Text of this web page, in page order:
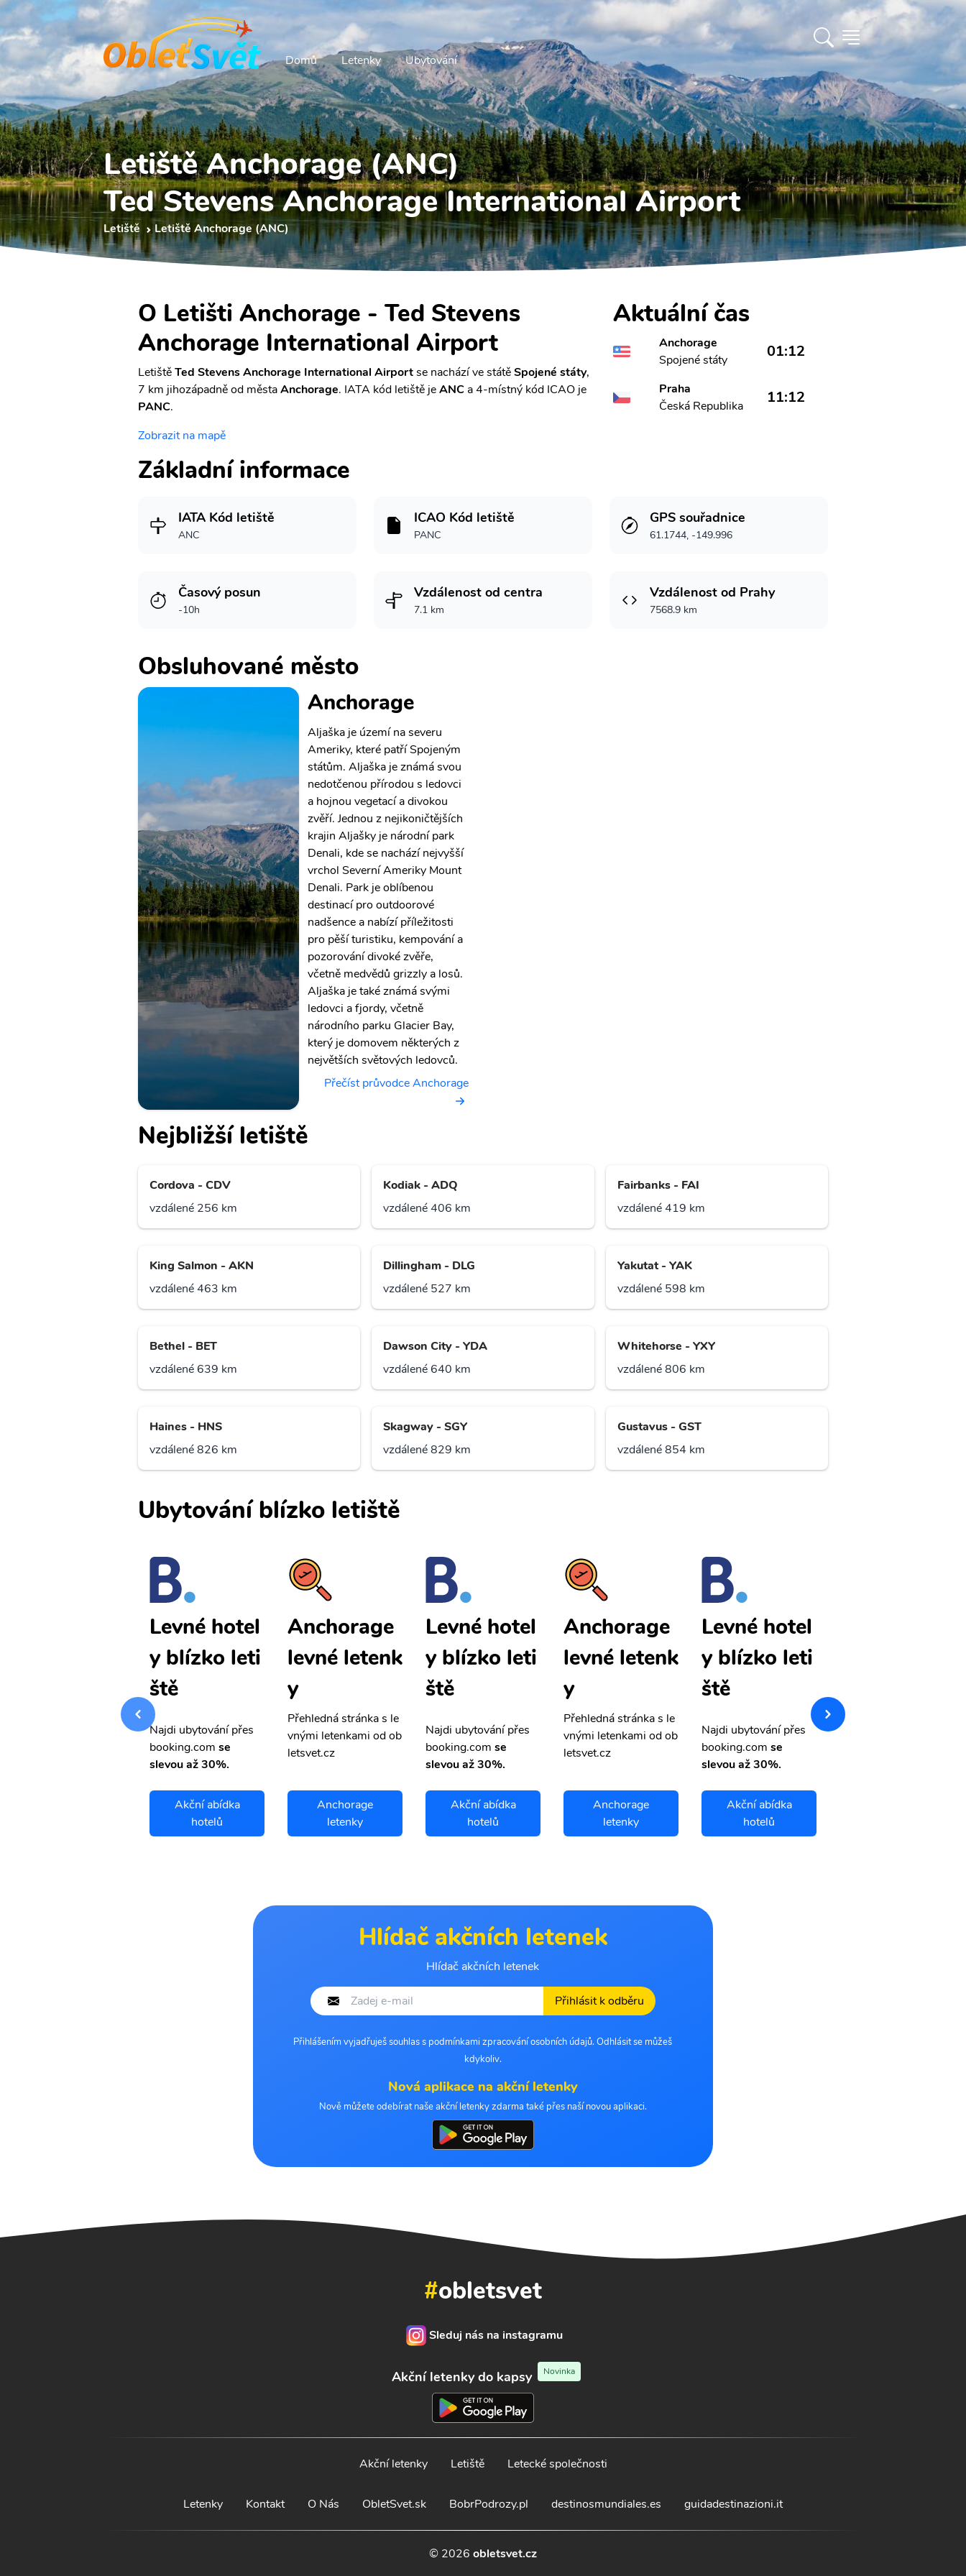
Domů Letenky Ubytování
Letiště Anchorage (ANC)
Ted Stevens Anchorage International Airport
Letiště Letiště Anchorage (ANC)
O Letišti Anchorage - Ted Stevens
Anchorage International Airport
LetištěTed Stevens Anchorage International Airportse nachází ve státěSpojené státy,
7 km jihozápadně od městaAnchorage. IATA kód letiště jeANC a 4-místný kód ICAO je
PANC.
Zobrazit na mapě
Aktuální čas
Anchorage
Spojené státy
01:12
Praha
Česká Republika
11:12
Základní informace
IATA Kód letiště
ANC
ICAO Kód letiště
PANC
GPS souřadnice
61.1744, -149.996
Časový posun
-10h
Vzdálenost od centra
7.1 km
Vzdálenost od Prahy
7568.9 km
Obsluhované město
Anchorage
Aljaška je území na severu
Ameriky, které patří Spojeným
státům. Aljaška je známá svou
nedotčenou přírodou s ledovci
a hojnou vegetací a divokou
zvěří. Jednou z nejikoničtějších
krajin Aljašky je národní park
Denali, kde se nachází nejvyšší
vrchol Severní Ameriky Mount
Denali. Park je oblíbenou
destinací pro outdoorové
nadšence a nabízí příležitosti
pro pěší turistiku, kempování a
pozorování divoké zvěře,
včetně medvědů grizzly a losů.
Aljaška je také známá svými
ledovci a fjordy, včetně
národního parku Glacier Bay,
který je domovem některých z
největších světových ledovců.
Přečíst průvodce Anchorage
Nejbližší letiště
Cordova - CDV
vzdálené 256 km
Kodiak - ADQ
vzdálené 406 km
Fairbanks - FAI
vzdálené 419 km
King Salmon - AKN
vzdálené 463 km
Dillingham - DLG
vzdálené 527 km
Yakutat - YAK
vzdálené 598 km
Bethel - BET
vzdálené 639 km
Dawson City - YDA
vzdálené 640 km
Whitehorse - YXY
vzdálené 806 km
Haines - HNS
vzdálené 826 km
Skagway - SGY
vzdálené 829 km
Gustavus - GST
vzdálené 854 km
Ubytování blízko letiště
Přehledná stránka s le
Levné hotel
y blízko leti
ště
Najdi ubytování přes
booking.com se
slevou až 30%.
Akční abídka
hotelů
Anchorage
levné letenk
y
Přehledná stránka s le
vnými letenkami od ob
letsvet.cz
Anchorage
letenky
Levné hotel
y blízko leti
ště
Najdi ubytování přes
booking.com se
slevou až 30%.
Akční abídka
hotelů
Anchorage
levné letenk
y
Přehledná stránka s le
vnými letenkami od ob
letsvet.cz
Anchorage
letenky
Levné hotel
y blízko leti
ště
Najdi ubytování přes
booking.com se
slevou až 30%.
Akční abídka
hotelů
Přehledná stránka s le
Hlídač akčních letenek
Hlídač akčních letenek
Přihlásit k odběru
Přihlášením vyjadřuješ souhlas s podmínkami zpracování osobních údajů. Odhlásit se můžeš
kdykoliv.
Nová aplikace na akční letenky
Nově můžete odebírat naše akční letenky zdarma také přes naší novou aplikaci.
#obletsvet
Sleduj nás na instagramu
Akční letenky do kapsy Novinka
Akční letenky Letiště Letecké společnosti
Letenky Kontakt O Nás ObletSvet.sk BobrPodrozy.pl destinosmundiales.es guidadestinazioni.it
© 2026 obletsvet.cz